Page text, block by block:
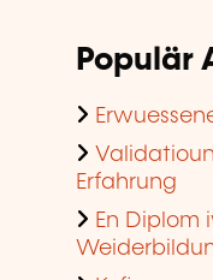
Populär
Erfahrung
En Diplom